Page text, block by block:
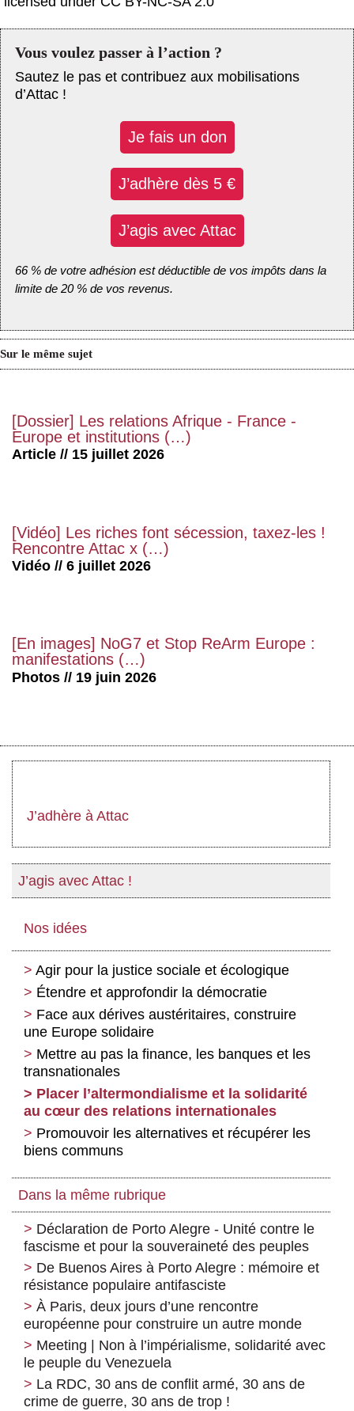
Vous voulez passer à l’action ?
Sautez le pas et contribuez aux mobilisations
d’Attac !
Je fais un don
J’adhère dès 5 €
J’agis avec Attac
66 % de votre adhésion est déductible de vos impôts dans la
limite de 20 % de vos revenus.
Sur le même sujet
[Dossier] Les relations Afrique - France -
Europe et institutions (…)
Article // 15 juillet 2026
[Vidéo] Les riches font sécession, taxez-les !
Rencontre Attac x (…)
Vidéo // 6 juillet 2026
[En images] NoG7 et Stop ReArm Europe :
manifestations (…)
Photos // 19 juin 2026
J’adhère à Attac
J’agis avec Attac !
Nos idées
Agir pour la justice sociale et écologique
Étendre et approfondir la démocratie
Face aux dérives austéritaires, construire
une Europe solidaire
Mettre au pas la finance, les banques et les
transnationales
Placer l’altermondialisme et la solidarité
au cœur des relations internationales
Promouvoir les alternatives et récupérer les
biens communs
Dans la même rubrique
Déclaration de Porto Alegre - Unité contre le
fascisme et pour la souveraineté des peuples
De Buenos Aires à Porto Alegre : mémoire et
résistance populaire antifasciste
À Paris, deux jours d’une rencontre
européenne pour construire un autre monde
Meeting | Non à l’impérialisme, solidarité avec
le peuple du Venezuela
La RDC, 30 ans de conflit armé, 30 ans de
crime de guerre, 30 ans de trop !